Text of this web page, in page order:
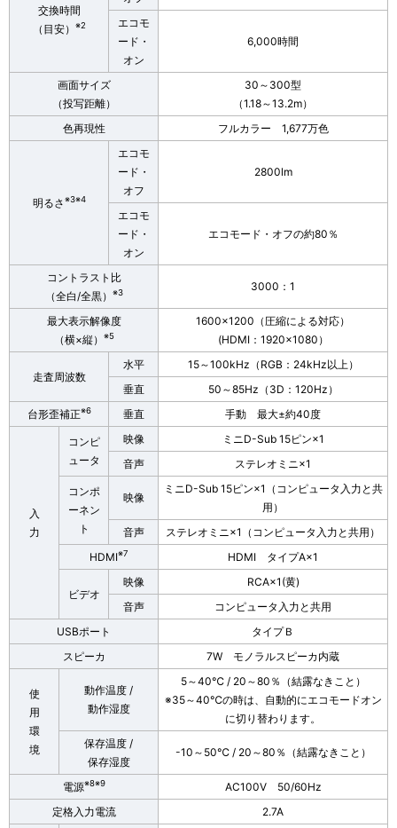
交換時間
（目安）
※2
エコモ
ード・
オン
6,000時間
画面サイズ
（投写距離）
30～300型
（1.18～13.2m）
色再現性
フルカラー 1,677万色
明るさ※3※4
エコモ
ード・
オフ
2800lm
エコモ
ード・
オン
エコモード・オフの約80％
コントラスト比
（全白/全黒）
※3 3000：1
最大表示解像度
（横×縦）
※5
1600×1200（圧縮による対応）
(HDMI：1920×1080）
走査周波数
水平
15～100kHz（RGB：24kHz以上）
垂直
50～85Hz（3D：120Hz）
台形歪補正※6 垂直 手動 最大±約40度
入
力
コンピ
ュータ
映像
ミニD-Sub 15ピン×1
音声
ステレオミニ×1
コンポ
ーネン
ト
映像
ミニD-Sub 15ピン×1（コンピュータ入力と共
用）
音声
ステレオミニ×1（コンピュータ入力と共用）
HDMI※7 HDMI タイプA×1
ビデオ
映像
RCA×1(黄)
音声
コンピュータ入力と共用
USBポート
タイプＢ
スピーカ
7W モノラルスピーカ内蔵
使
用
環
境
動作温度 /
動作湿度
5～40℃ / 20～80％（結露なきこと）
※35～40℃の時は、自動的にエコモードオン
に切り替わります。
保存温度 /
保存湿度
-10～50℃ / 20～80％（結露なきこと）
電源※8※9
AC100V 50/60Hz
定格入力電流
2.7A